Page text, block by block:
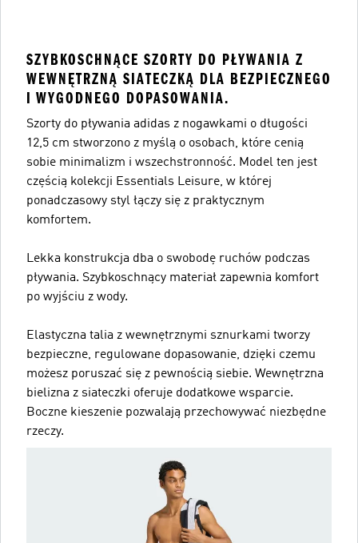
SZYBKOSCHNĄCE SZORTY DO PŁYWANIA Z
WEWNĘTRZNĄ SIATECZKĄ DLA BEZPIECZNEGO
I WYGODNEGO DOPASOWANIA.
Szorty do pływania adidas z nogawkami o długości
12,5 cm stworzono z myślą o osobach, które cenią
sobie minimalizm i wszechstronność. Model ten jest
częścią kolekcji Essentials Leisure, w której
ponadczasowy styl łączy się z praktycznym
komfortem.
Lekka konstrukcja dba o swobodę ruchów podczas
pływania. Szybkoschnący materiał zapewnia komfort
po wyjściu z wody.
Elastyczna talia z wewnętrznymi sznurkami tworzy
bezpieczne, regulowane dopasowanie, dzięki czemu
możesz poruszać się z pewnością siebie. Wewnętrzna
bielizna z siateczki oferuje dodatkowe wsparcie.
Boczne kieszenie pozwalają przechowywać niezbędne
rzeczy.